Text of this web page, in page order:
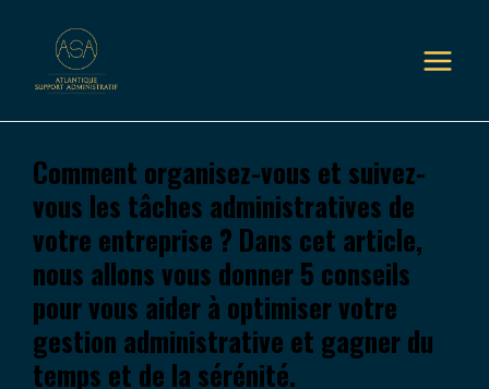
Comment organisez-vous et suivez-
vous les tâches administratives de
votre entreprise ? Dans cet article,
nous allons vous donner 5 conseils
pour vous aider à optimiser votre
gestion administrative et gagner du
temps et de la sérénité.